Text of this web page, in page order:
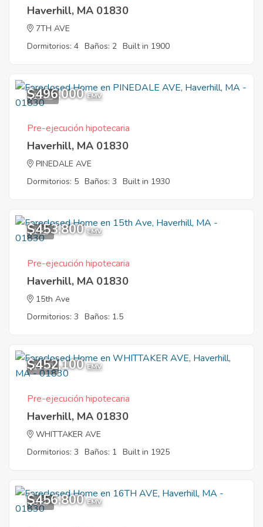
Haverhill, MA 01830
7TH AVE
Dormitorios: 4 Baños: 2 Built in 1900
11
$496,000 EMV
Pre-ejecución hipotecaria
Haverhill, MA 01830
PINEDALE AVE
Dormitorios: 5 Baños: 3 Built in 1930
1
$453,800 EMV
Pre-ejecución hipotecaria
Haverhill, MA 01830
15th Ave
Dormitorios: 3 Baños: 1.5
11
$452,100 EMV
Pre-ejecución hipotecaria
Haverhill, MA 01830
WHITTAKER AVE
Dormitorios: 3 Baños: 1 Built in 1925
6
$456,800 EMV